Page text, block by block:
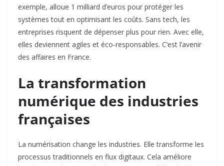
exemple, alloue 1 milliard d’euros pour protéger les
systèmes tout en optimisant les coûts. Sans tech, les
entreprises risquent de dépenser plus pour rien. Avec elle,
elles deviennent agiles et éco-responsables. C’est l’avenir
des affaires en France.
La transformation
numérique des industries
françaises
La numérisation change les industries. Elle transforme les
processus traditionnels en flux digitaux. Cela améliore